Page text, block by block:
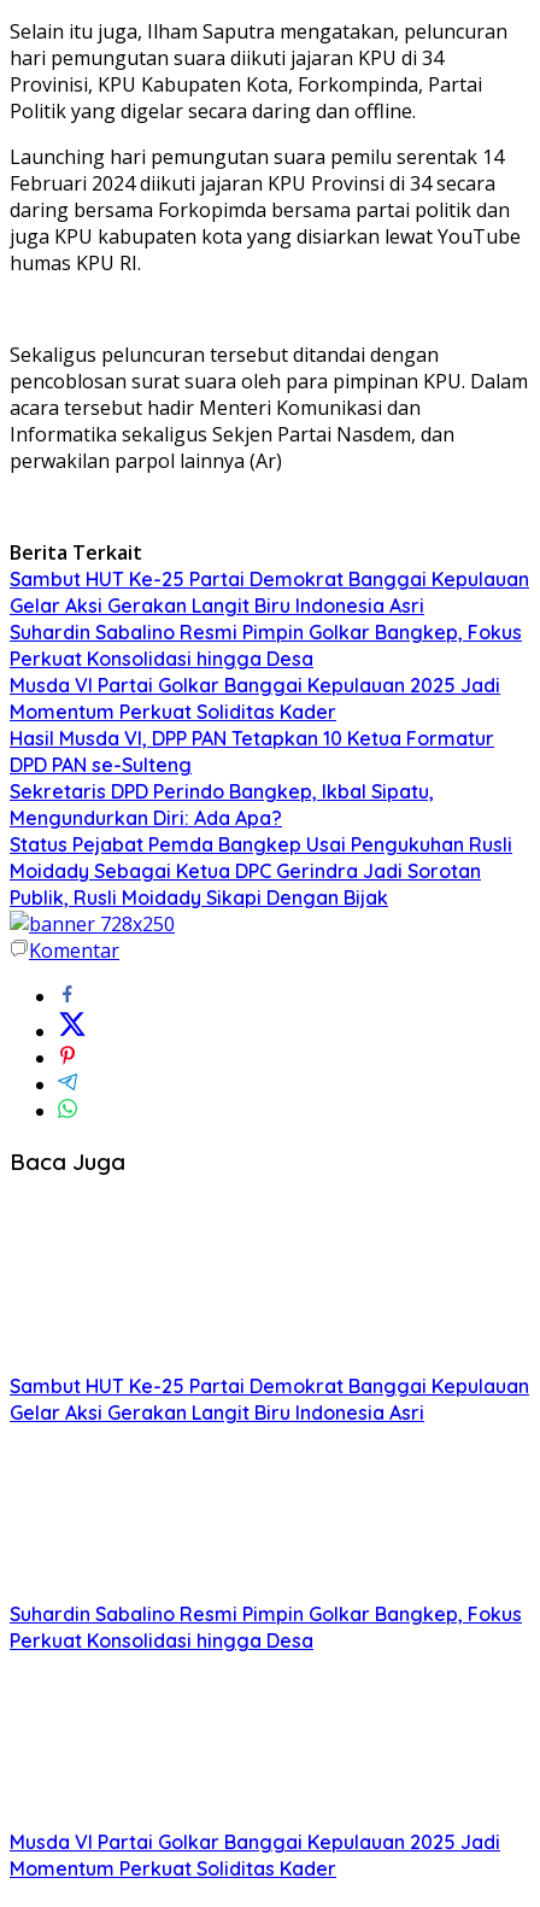
Selain itu juga, Ilham Saputra mengatakan, peluncuran
hari pemungutan suara diikuti jajaran KPU di 34
Provinisi, KPU Kabupaten Kota, Forkompinda, Partai
Politik yang digelar secara daring dan offline.
Launching hari pemungutan suara pemilu serentak 14
Februari 2024 diikuti jajaran KPU Provinsi di 34 secara
daring bersama Forkopimda bersama partai politik dan
juga KPU kabupaten kota yang disiarkan lewat YouTube
humas KPU RI.
Sekaligus peluncuran tersebut ditandai dengan
pencoblosan surat suara oleh para pimpinan KPU. Dalam
acara tersebut hadir Menteri Komunikasi dan
Informatika sekaligus Sekjen Partai Nasdem, dan
perwakilan parpol lainnya (Ar)
Berita Terkait
Sambut HUT Ke-25 Partai Demokrat Banggai Kepulauan
Gelar Aksi Gerakan Langit Biru Indonesia Asri
Suhardin Sabalino Resmi Pimpin Golkar Bangkep, Fokus
Perkuat Konsolidasi hingga Desa
Musda VI Partai Golkar Banggai Kepulauan 2025 Jadi
Momentum Perkuat Soliditas Kader
Hasil Musda VI, DPP PAN Tetapkan 10 Ketua Formatur
DPD PAN se-Sulteng
Sekretaris DPD Perindo Bangkep, Ikbal Sipatu,
Mengundurkan Diri: Ada Apa?
Status Pejabat Pemda Bangkep Usai Pengukuhan Rusli
Moidady Sebagai Ketua DPC Gerindra Jadi Sorotan
Publik, Rusli Moidady Sikapi Dengan Bijak
Komentar
Baca Juga
Sambut HUT Ke-25 Partai Demokrat Banggai Kepulauan
Gelar Aksi Gerakan Langit Biru Indonesia Asri
Suhardin Sabalino Resmi Pimpin Golkar Bangkep, Fokus
Perkuat Konsolidasi hingga Desa
Musda VI Partai Golkar Banggai Kepulauan 2025 Jadi
Momentum Perkuat Soliditas Kader